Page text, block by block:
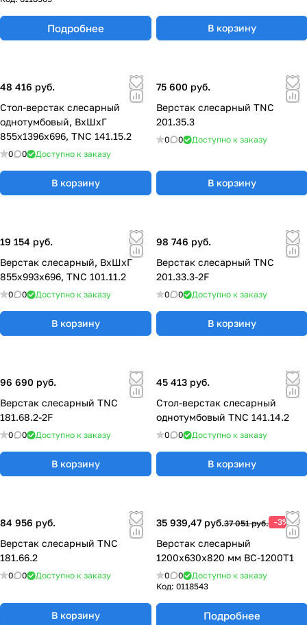
Подробнее В корзину
48 416 руб.
Стол-верстак слесарный
однотумбовый, ВхШхГ
855x1396x696, TNC 141.15.2
0 0 Доступно к заказу
В корзину
75 600 руб.
Верстак слесарный TNC
201.35.3
0 0 Доступно к заказу
В корзину
19 154 руб.
Верстак слесарный, ВхШхГ
855x993x696, TNC 101.11.2
0 0 Доступно к заказу
В корзину
98 746 руб.
Верстак слесарный TNC
201.33.3-2F
0 0 Доступно к заказу
В корзину
96 690 руб.
Верстак слесарный TNC
181.68.2-2F
0 0 Доступно к заказу
В корзину
45 413 руб.
Стол-верстак слесарный
однотумбовый TNC 141.14.2
0 0 Доступно к заказу
В корзину
84 956 руб.
Верстак слесарный TNC
181.66.2
0 0 Доступно к заказу
В корзину
35 939,47 руб.37 051 руб. -3%
Верстак слесарный
1200х630х820 мм ВС-1200Т1
0 0
Доступно к заказу
Код: 0118543
Подробнее